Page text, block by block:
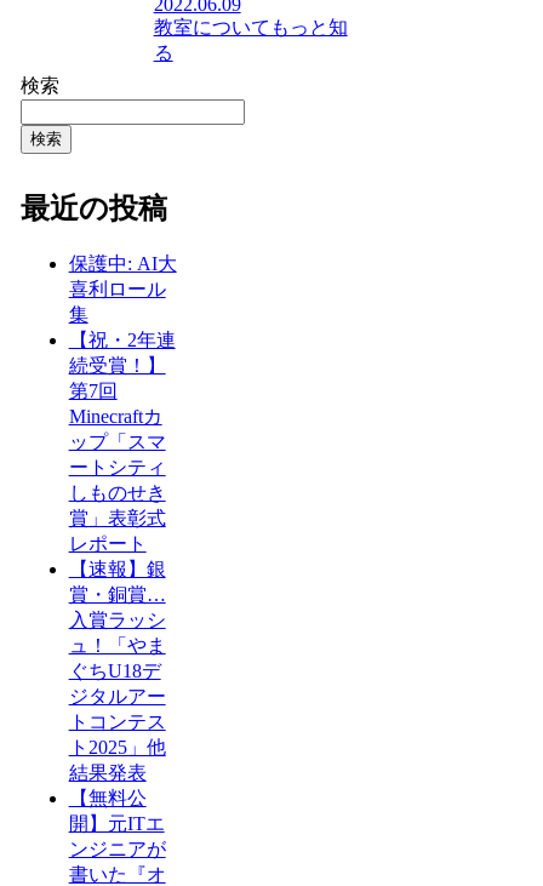
教室についてもっと知
る
検索
検索
最近の投稿
保護中: AI大
喜利ロール
集
【祝・2年連
続受賞！】
第7回
Minecraftカ
ップ「スマ
ートシティ
しものせき
賞」表彰式
レポート
【速報】銀
賞・銅賞…
入賞ラッシ
ュ！「やま
ぐちU18デ
ジタルアー
トコンテス
ト2025」他
結果発表
【無料公
開】元ITエ
ンジニアが
書いた『オ